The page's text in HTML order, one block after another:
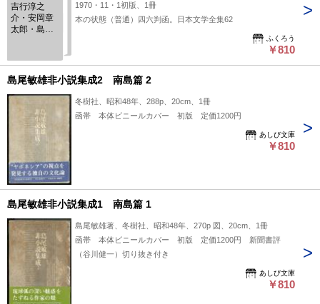
吉行淳之
介・安岡章
太郎・島尾
1970・11・1初版、1冊
本の状態（普通）四六判函。日本文学全集62
ふくろう
￥810
島尾敏雄非小説集成2 南島篇 2
冬樹社、昭和48年、288p、20cm、1冊
函帯 本体ビニールカバー 初版 定価1200円
あしび文庫
￥810
島尾敏雄非小説集成1 南島篇 1
島尾敏雄著、冬樹社、昭和48年、270p 図、20cm、1冊
函帯 本体ビニールカバー 初版 定価1200円 新聞書評
（谷川健一）切り抜き付き
あしび文庫
￥810